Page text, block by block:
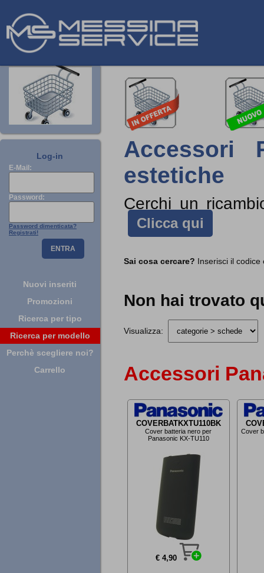
Log-in
E-Mail:
Password:
Password dimenticata?
Registrati!
ENTRA
Nuovi inseriti
Promozioni
Ricerca per tipo
Ricerca per modello
Perchè scegliere noi?
Carrello
Accessori
estetiche
Cerchi un
Clicca qui
Sai cosa cercare? Inserisci il
Non hai trovato
Visualizza:
Accessori
COVERBATKXTU110BK
Cover batteria nero per
Panasonic KX-TU110
€ 4,90
Cover